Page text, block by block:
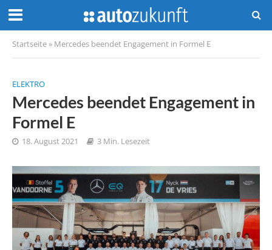
Startseite » Mercedes beendet Engagement in Formel E
ELEKTRO
Mercedes beendet Engagement in
Formel E
18. August 2021 3 Min. Lesezeit